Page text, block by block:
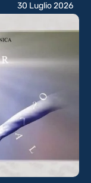
30 Luglio 2026